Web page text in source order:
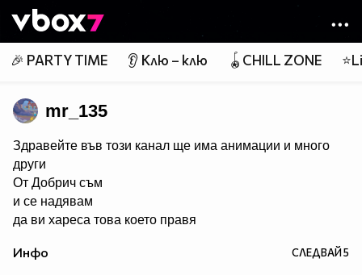
👾
🎉 PARTY TIME 👂 Клю – клю 🪀CHILL ZONE
mr_135
Здравейте във този канал ще има анимации и много
други
От Добрич съм
и се надявам
да ви хареса това което правя
Инфо СЛЕДВАЙ5